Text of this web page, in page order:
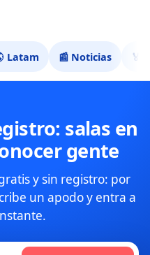
Latam 📰 Noticias 🏅
salas en
gente
y sin registro: por
un apodo y entra a